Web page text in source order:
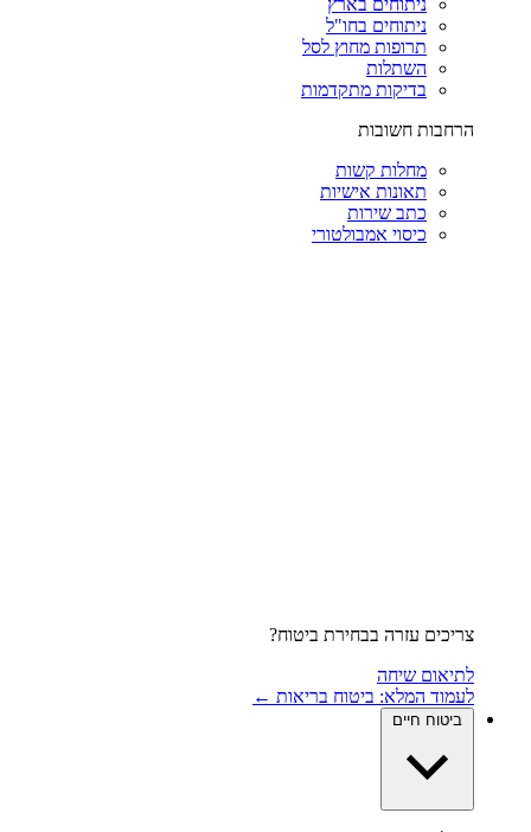
ניתוחים בארץ
ניתוחים בחו"ל
תרופות מחוץ לסל
השתלות
בדיקות מתקדמות
הרחבות חשובות
מחלות קשות
תאונות אישיות
כתב שירות
כיסוי אמבולטורי
צריכים עזרה בבחירת ביטוח?
לתיאום שיחה
לעמוד המלא: ביטוח בריאות ←
ביטוח חיים